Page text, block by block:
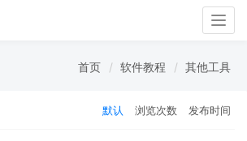
首页 软件教程 其他工具
默认 浏览次数 发布时间